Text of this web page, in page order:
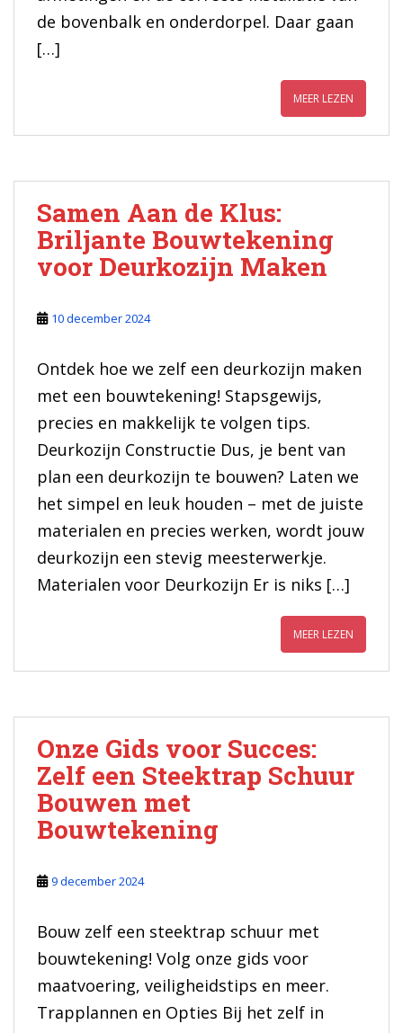
de bovenbalk en onderdorpel. Daar gaan
[…]
MEER LEZEN
Samen Aan de Klus:
Briljante Bouwtekening
voor Deurkozijn Maken
10 december 2024
Ontdek hoe we zelf een deurkozijn maken
met een bouwtekening! Stapsgewijs,
precies en makkelijk te volgen tips.
Deurkozijn Constructie Dus, je bent van
plan een deurkozijn te bouwen? Laten we
het simpel en leuk houden – met de juiste
materialen en precies werken, wordt jouw
deurkozijn een stevig meesterwerkje.
Materialen voor Deurkozijn Er is niks […]
MEER LEZEN
Onze Gids voor Succes:
Zelf een Steektrap Schuur
Bouwen met
Bouwtekening
9 december 2024
Bouw zelf een steektrap schuur met
bouwtekening! Volg onze gids voor
maatvoering, veiligheidstips en meer.
Trapplannen en Opties Bij het zelf in